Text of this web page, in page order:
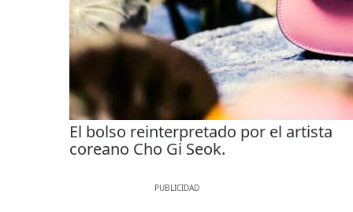
El bolso reinterpretado por el artista
coreano Cho Gi Seok.